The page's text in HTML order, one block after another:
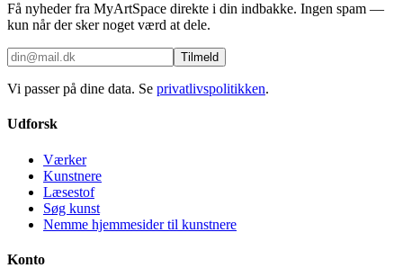
Få nyheder fra MyArtSpace direkte i din indbakke. Ingen spam —
kun når der sker noget værd at dele.
Tilmeld
Vi passer på dine data. Se privatlivspolitikken.
Udforsk
Værker
Kunstnere
Læsestof
Søg kunst
Nemme hjemmesider til kunstnere
Konto